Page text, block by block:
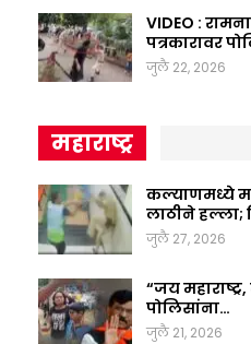
VIDEO :
पत्रकारावर
जुलै 22, 2026
महाराष्ट्र
कल्याणमध्ये
लाठीने हल्ला;
जुलै 27, 2026
“जय
पोलिसांना…
जुलै 21, 2026